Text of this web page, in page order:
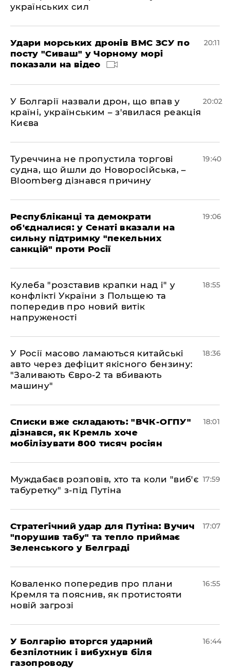
українських сил
Удари морських дронів ВМС ЗСУ по
посту "Сиваш" у Чорному морі
показали на відео
20:11
У Болгарії назвали дрон, що впав у
країні, українським – з'явилася реакція
Києва
20:02
Туреччина не пропустила торгові
судна, що йшли до Новоросійська, –
Bloomberg дізнався причину
19:40
Республіканці та демократи
об'єдналися: у Сенаті вказали на
сильну підтримку "пекельних
санкцій" проти Росії
19:06
Кулеба "розставив крапки над і" у
конфлікті України з Польщею та
попередив про новий витік
напруженості
18:55
У Росії масово ламаються китайські
авто через дефіцит якісного бензину:
"Заливають Євро-2 та вбивають
машину"
18:36
Списки вже складають: "ВЧК-ОГПУ"
дізнався, як Кремль хоче
мобілізувати 800 тисяч росіян
18:01
Муждабаєв розповів, хто та коли "виб'є
табуретку" з-під Путіна
17:59
Стратегічний удар для Путіна: Вучич
"порушив табу" та тепло приймає
Зеленського у Белграді
17:07
Коваленко попередив про плани
Кремля та пояснив, як протистояти
новій загрозі
16:55
У Болгарію вторгся ударний
безпілотник і вибухнув біля
газопроводу
16:44